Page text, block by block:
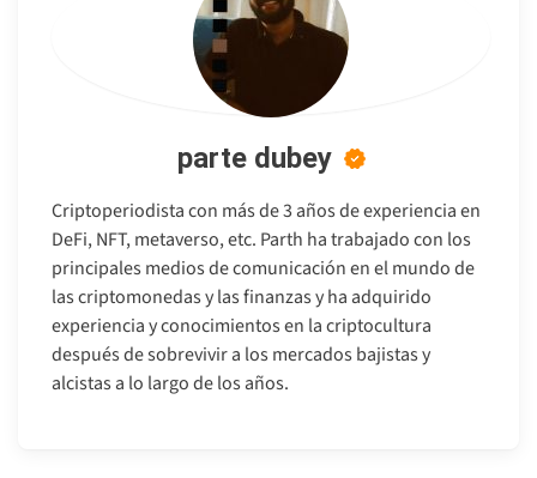
parte dubey
Criptoperiodista con más de 3 años de experiencia en
DeFi, NFT, metaverso, etc. Parth ha trabajado con los
principales medios de comunicación en el mundo de
las criptomonedas y las finanzas y ha adquirido
experiencia y conocimientos en la criptocultura
después de sobrevivir a los mercados bajistas y
alcistas a lo largo de los años.